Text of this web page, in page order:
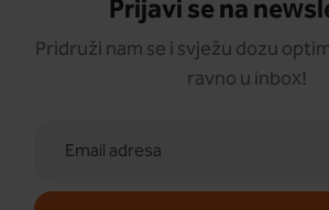
Prijavi se na
Pridruži nam se i svježu dozu
ravno u inbox!